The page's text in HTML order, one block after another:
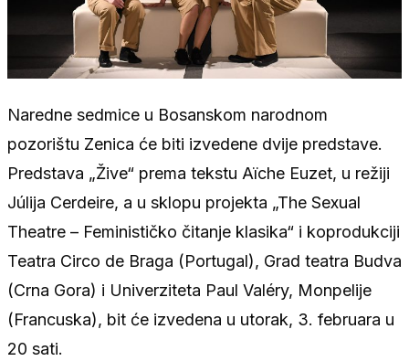
Naredne sedmice u Bosanskom narodnom
pozorištu Zenica će biti izvedene dvije predstave.
Predstava „Žive“ prema tekstu Aïche Euzet, u režiji
Júlija Cerdeire, a u sklopu projekta „The Sexual
Theatre – Feminističko čitanje klasika“ i koprodukciji
Teatra Circo de Braga (Portugal), Grad teatra Budva
(Crna Gora) i Univerziteta Paul Valéry, Monpelije
(Francuska), bit će izvedena u utorak, 3. februara u
20 sati.